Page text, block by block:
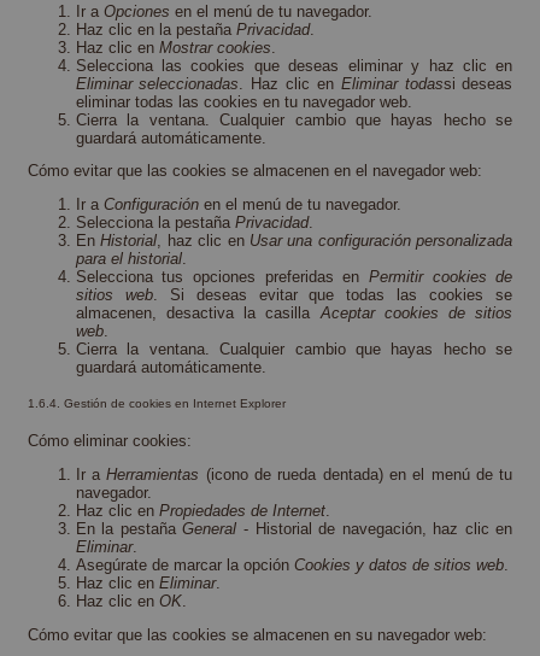
Ir a Opciones en el menú de tu navegador.
Haz clic en la pestaña Privacidad.
Haz clic en Mostrar cookies
Selecciona las cookies que deseas eliminar y haz clic en
Eliminar seleccionadas . Haz clic en Eliminar todassi deseas
eliminar todas las cookies en tu navegador web.
Cierra la ventana. Cualquier cambio que hayas hecho se
guardará automáticamente.
Cómo evitar que las cookies se almacenen en el navegador web:
Ir a Configuraciónen el menú de tu navegador.
Selecciona la pestaña Privacidad.
EnHistorial, haz clic en Usar una configuración personalizada
para el historial.
Selecciona tus opciones preferidas enPermitir cookies de
sitios web. Si deseas evitar que todas las cookies se
almacenen, desactiva la casillaAceptar cookies de sitios
web.
Cierra la ventana. Cualquier cambio que hayas hecho se
guardará automáticamente.
1.6.4. Gestión de cookies en Internet Explorer
Cómo eliminar cookies:
Ir aHerramientas (icono de rueda dentada) en el menú de tu
navegador.
Haz clic en Propiedades de Internet.
En la pestañaGeneral - Historial de navegación, haz clic en
Eliminar.
Asegúrate de marcar la opción Cookies y datos de sitios web.
Haz clic en Eliminar.
Haz clic en OK.
Cómo evitar que las cookies se almacenen en su navegador web: